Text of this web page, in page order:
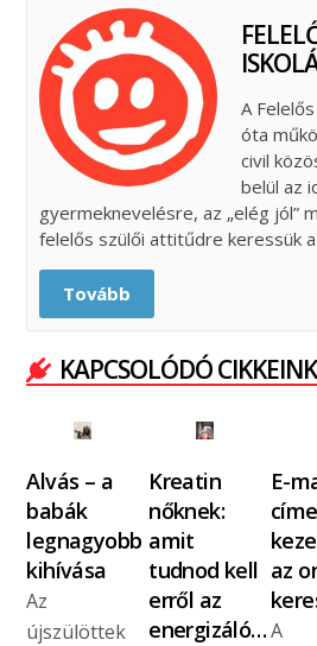
A
óta
civil
belül az
gyermeknevelésre, az „elég jól”
felelős szülői attitűdre keressük
Tovább
KAPCSOLÓDÓ CIKKEINK
Alvás – a
babák
legnagyobb
kihívása
Az
újszülöttek
Kreatin
nőknek:
amit
tudnod kell
erről az
energizáló…
E-
az
A